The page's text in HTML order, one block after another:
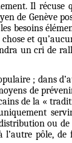
Il récuse
de Genève
besoins
et
un cri de
; dans
de
de la «
ou de
l’autre pôle,